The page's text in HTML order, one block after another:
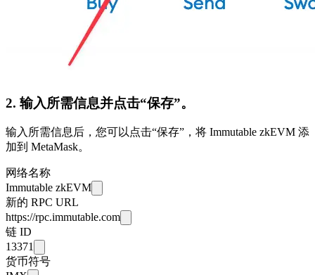
2. 输入所需信息并点击“保存”。
输入所需信息后，您可以点击“保存”，将 Immutable zkEVM 添
加到 MetaMask。
网络名称
Immutable zkEVM
新的 RPC URL
https://rpc.immutable.com
链 ID
13371
货币符号